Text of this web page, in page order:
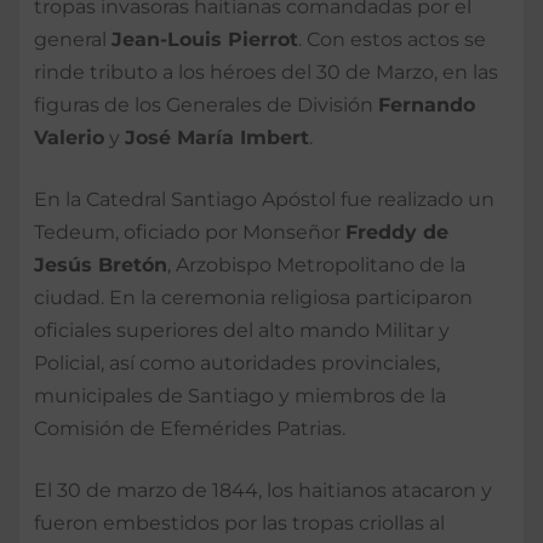
tropas invasoras haitianas comandadas por el
general Jean-Louis Pierrot. Con estos actos se
rinde tributo a los héroes del 30 de Marzo, en las
figuras de los Generales de División Fernando
Valerio y José María Imbert.
En la Catedral Santiago Apóstol fue realizado un
Tedeum, oficiado por Monseñor Freddy de
Jesús Bretón, Arzobispo Metropolitano de la
ciudad. En la ceremonia religiosa participaron
oficiales superiores del alto mando Militar y
Policial, así como autoridades provinciales,
municipales de Santiago y miembros de la
Comisión de Efemérides Patrias.
El 30 de marzo de 1844, los haitianos atacaron y
fueron embestidos por las tropas criollas al